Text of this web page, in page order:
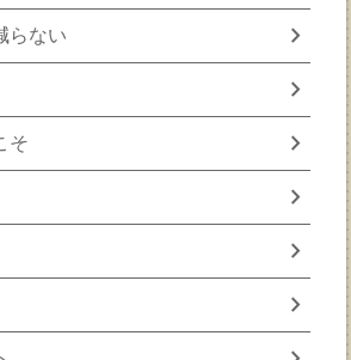
らない chevron_right
chevron_right
そ chevron_right
chevron_right
chevron_right
chevron_right